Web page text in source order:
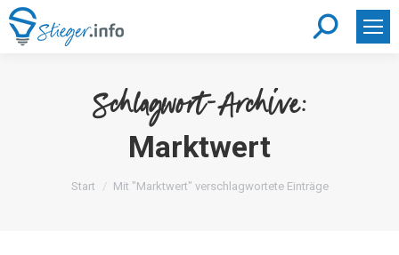
Search:
Schlagwort-Archive:
Marktwert
Sie befinden sich hier:
Start Mit "Marktwert" verschlagwortete Einträge